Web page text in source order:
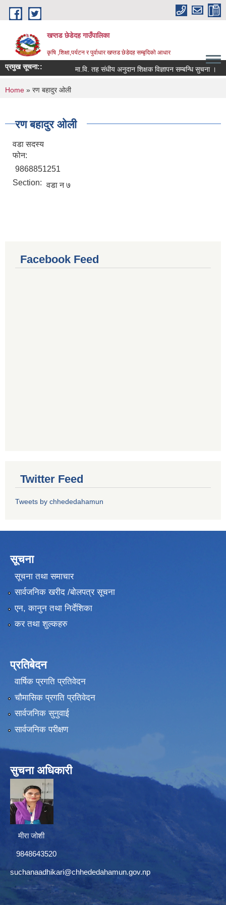
Skip to main content
खप्तड छेडेदह गाउँपालिका
कृषि ,शिक्षा,पर्यटन र पुर्वाधार खप्तड छेडेदह सम्बृदिको आधार
प्रमुख सूचना:: मा.वि. तह संधीय अनुदान शिक्षक विज्ञापन सम्बन्धि सुचना ।
You are here
Home » रण बहादुर ओली
रण बहादुर ओली
वडा सदस्य
फोन:
9868851251
Section: वडा न ७
Facebook Feed
Twitter Feed
Tweets by chhededahamun
सूचना
सूचना तथा समाचार
सार्वजनिक खरीद /बोलपत्र सूचना
एन, कानुन तथा निर्देशिका
कर तथा शुल्कहरु
प्रतिबेदन
वार्षिक प्रगति प्रतिवेदन
चौमासिक प्रगति प्रतिवेदन
सार्वजनिक सुनुवाई
सार्वजनिक परीक्षण
सुचना अधिकारी
मीरा जोशी
9848643520
suchanaadhikari@chhededahamun.gov.np